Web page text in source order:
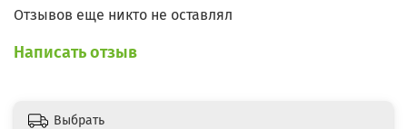
800 с глухими фасадами.
Материал корпуса – ЛДСП Белый;
Отзывов еще никто не оставлял
Написать отзыв
Выбрать